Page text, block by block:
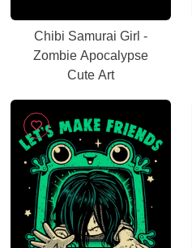
Chibi Samurai Girl -
Zombie Apocalypse
Cute Art